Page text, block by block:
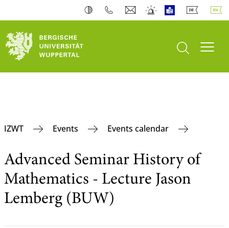
open search
IZWT Events Events calendar
Advanced Seminar History of
Mathematics - Lecture Jason
Lemberg (BUW)